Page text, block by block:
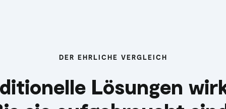
DER EHRLICHE VERGLEICH
Lösungen